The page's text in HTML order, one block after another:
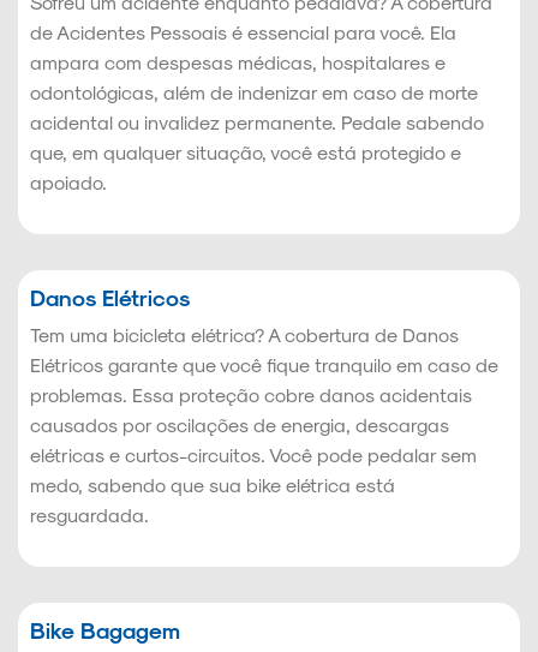
de Acidentes Pessoais é essencial para você. Ela
ampara com despesas médicas, hospitalares e
odontológicas, além de indenizar em caso de morte
acidental ou invalidez permanente. Pedale sabendo
que, em qualquer situação, você está protegido e
apoiado.
Danos Elétricos
Tem uma bicicleta elétrica? A cobertura de Danos
Elétricos garante que você fique tranquilo em caso de
problemas. Essa proteção cobre danos acidentais
causados por oscilações de energia, descargas
elétricas e curtos-circuitos. Você pode pedalar sem
medo, sabendo que sua bike elétrica está
resguardada.
Bike Bagagem